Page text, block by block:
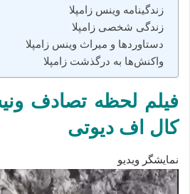
زندگینامه وینس زامپلا
زندگی شخصی زامپلا
دستاوردها و میراث وینس زامپلا
واکنش‌ها به درگذشت زامپلا
فیلم لحظه تصادف
کال اف دیوتی
نمایشگر ویدیو